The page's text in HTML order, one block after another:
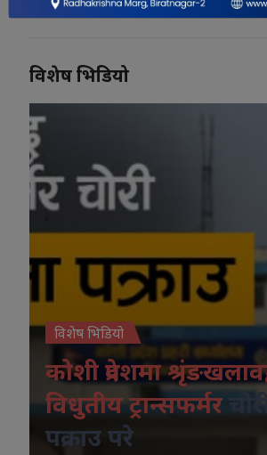
विशेष भिडियो
विशेष भिडियो
कोशी प्रदेशमा
विधुतीय ट्रान्सफर्मर
पक्राउ परे